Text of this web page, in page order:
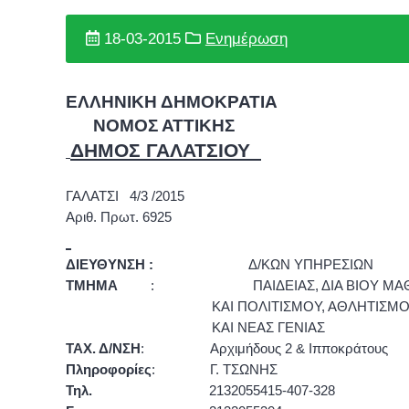
18-03-2015 Ενημέρωση
ΕΛΛΗΝΙΚΗ ΔΗΜΟΚΡΑΤΙΑ
ΝΟΜΟΣ ΑΤΤΙΚΗΣ
ΔΗΜΟΣ ΓΑΛΑΤΣΙΟΥ
ΓΑΛΑΤΣΙ 4/3 /2015
Αριθ. Πρωτ. 6925
ΔΙΕΥΘΥΝΣΗ : Δ/ΚΩΝ ΥΠΗΡΕΣΙΩΝ
ΤΜΗΜΑ : ΠΑΙΔΕΙΑΣ, ΔΙΑ ΒΙΟΥ
ΚΑΙ ΠΟΛΙΤΙΣΜΟΥ,
ΚΑΙ ΝΕΑΣ ΓΕΝΙΑΣ
ΤΑΧ. Δ/ΝΣΗ : Αρχιμήδους 2 & Ιπποκράτους
Πληροφορίες: Γ. ΤΣΩΝΗΣ
Τηλ.
2132055415-407-328